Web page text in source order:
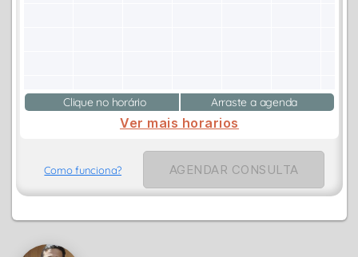
Clique no horário Arraste a agenda
Ver mais horarios
Como funciona? AGENDAR CONSULTA